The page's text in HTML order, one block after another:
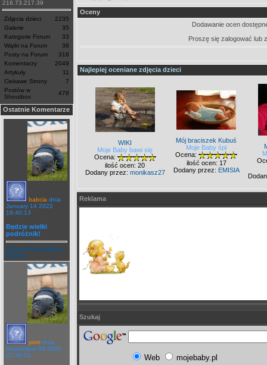
216.73.217.39
Zdjęcia dzieci
2235
Galerie
35
Kategorie Forum
33
Wątki na Forum
39
Posty na Forum
318
Komentarzy
2049
Artykuły
11
Ciekawe Strony
7
Postów w
Shoutbox
478
Ostatnie Komentarze
babcia dnia
January 14 2022
18:40:13
Będzie wielki
podróżnik!
Zobacz Komentarze
Galerii
piotr dnia
September 09 2020
21:36:51
Oceny
Dodawanie ocen
Proszę się zalogować lub
Najlepiej oceniane zdjęcia dzieci
WIKI
Moje Baby bawi się
Ocena:
ilość ocen: 20
Dodany przez: monikasz27
Mój braciszek Kubuś
Moje Baby śpi
Ocena:
ilość ocen: 17
Dodany przez: EMISIA
Reklama
Szukaj
Web mojebaby.pl